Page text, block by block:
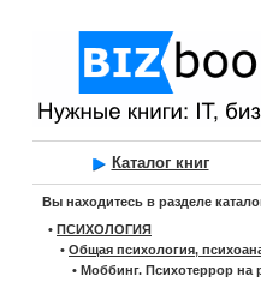
Каталог книг
Вы находитесь в разделе
• ПСИХОЛОГИЯ
• Общая психология,
• Моббинг. Психотеррор на